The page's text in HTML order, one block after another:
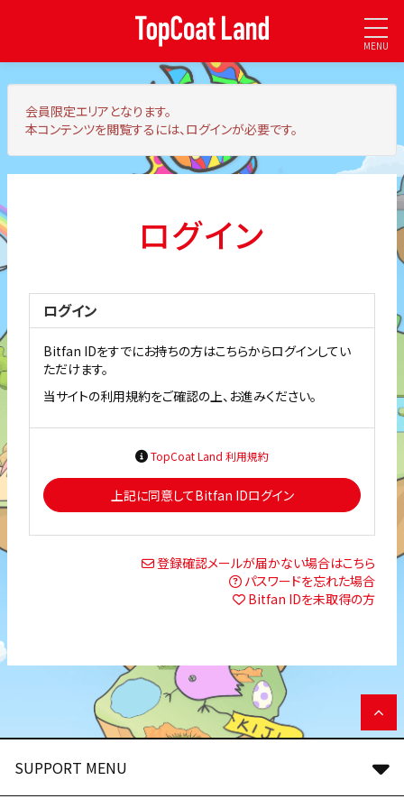
MENU
会員限定エリア となります。
本コンテンツを閲覧するには、ログインが必要です。
ログイン
ログイン
Bitfan IDをすでにお持ちの方はこちらからログインしてい
ただけます。
当サイトの利用規約をご確認の上、お進みください。
TopCoat Land 利用規約
上記に同意してBitfan IDログイン
登録確認メールが届かない場合はこちら
パスワードを忘れた場合
Bitfan IDを未取得の方
SUPPORT MENU